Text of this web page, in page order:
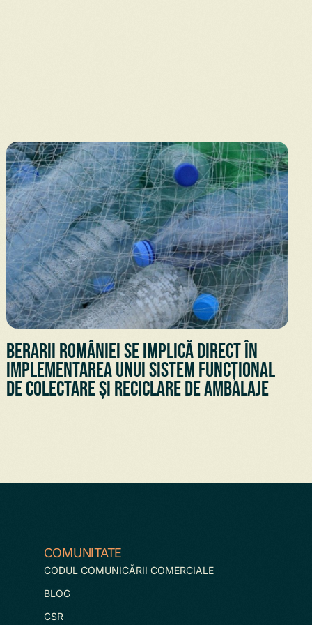
Berarii României se implică direct în
implementarea unui sistem funcțional
de colectare și reciclare de ambalaje
COMUNITATE
CODUL COMUNICĂRII COMERCIALE
BLOG
CSR